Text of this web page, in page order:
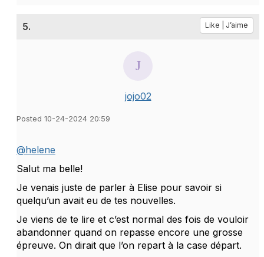
5. Like | J’aime
jojo02
Posted 10-24-2024 20:59
@helene
Salut ma belle!
Je venais juste de parler à Elise pour savoir si
quelqu’un avait eu de tes nouvelles.
Je viens de te lire et c’est normal des fois de vouloir
abandonner quand on repasse encore une grosse
épreuve. On dirait que l’on repart à la case départ.